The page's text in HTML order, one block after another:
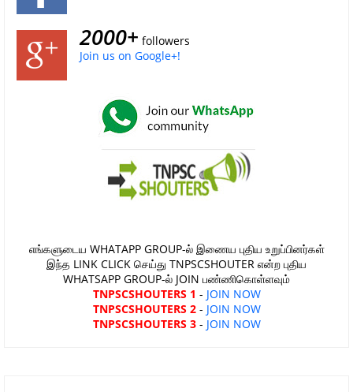
2000+ followers
Join us on Google+!
எங்களுடைய WHATAPP GROUP-ல் இணைய புதிய உறுப்பினர்கள்
இந்த LINK CLICK செய்து TNPSCSHOUTER என்ற புதிய
WHATSAPP GROUP-ல் JOIN பண்ணிகொள்ளவும்
TNPSCSHOUTERS 1 - JOIN NOW
TNPSCSHOUTERS 2- JOIN NOW
TNPSCSHOUTERS 3- JOIN NOW